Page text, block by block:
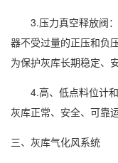
3.压力真空释放阀：
器不受过量的正压和负
为保护灰库长期稳定、
4.高、低点料位计和
灰库正常、安全、可靠运
三、灰库气化风系统